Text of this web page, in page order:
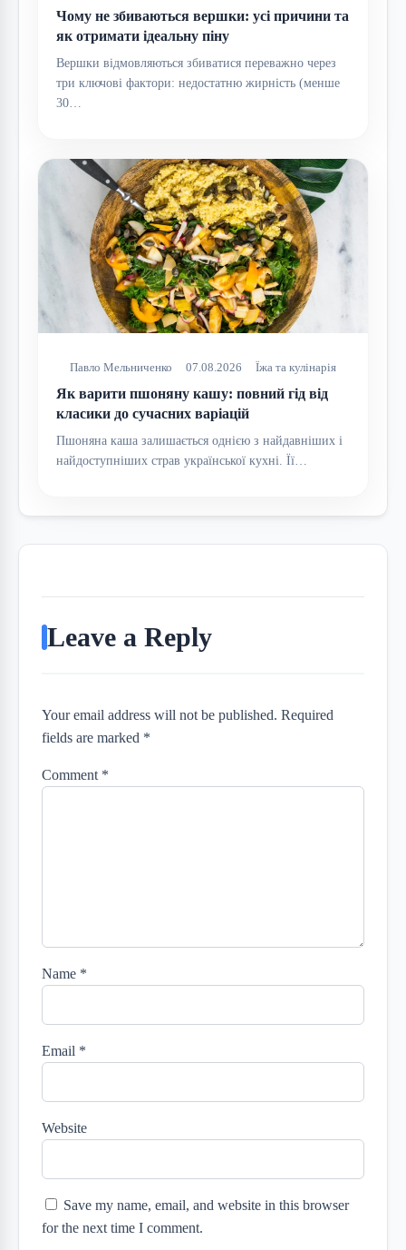
Чому не збиваються вершки: усі причини та
як отримати ідеальну піну
Вершки відмовляються збиватися переважно через
три ключові фактори: недостатню жирність (менше
30…
Павло Мельниченко 07.08.2026 Їжа та кулінарія
Як варити пшоняну кашу: повний гід від
класики до сучасних варіацій
Пшоняна каша залишається однією з найдавніших і
найдоступніших страв української кухні. Її…
Leave a Reply
Your email address will not be published. Required
fields are marked *
Comment *
Name *
Email *
Website
Save my name, email, and website in this browser
for the next time I comment.